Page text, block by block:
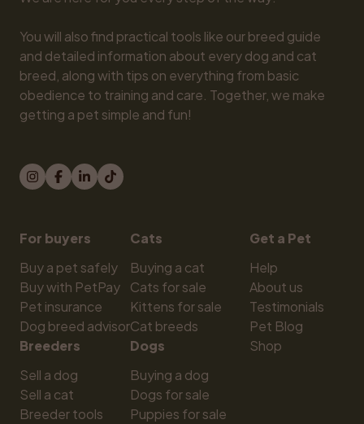
You will also find practical tools like our breed guide
and detailed information about every dog and cat
breed, along with tips on everything from basic
obedience to training and care. Together, we make
getting a pet simple and fun!
For buyers
Buy a pet safely
Buy with PetPay
Pet insurance
Dog breed advisor
Breeders
Sell a dog
Sell a cat
Breeder tools
Cats
Buying a cat
Cats for sale
Kittens for sale
Cat breeds
Dogs
Buying a dog
Dogs for sale
Puppies for sale
Get a Pet
Help
About us
Testimonials
Pet Blog
Shop